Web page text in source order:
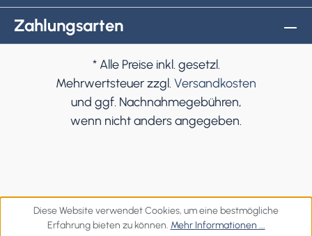
Zahlungsarten
* Alle Preise inkl. gesetzl.
Mehrwertsteuer zzgl. Versandkosten
und ggf. Nachnahmegebühren,
wenn nicht anders angegeben.
Diese Website verwendet Cookies, um eine bestmögliche
Erfahrung bieten zu können. Mehr Informationen ...